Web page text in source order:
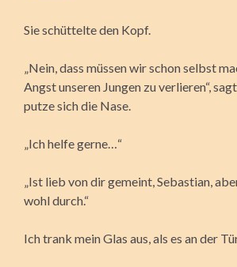
Sie schüttelte den Kopf.
„Nein, dass müssen wir schon selbst
Angst unseren Jungen zu verlieren“,
putze sich die Nase.
„Ich helfe gerne…“
„Ist lieb von dir gemeint, Sebastian,
wohl durch.“
Ich trank mein Glas aus, als es an der